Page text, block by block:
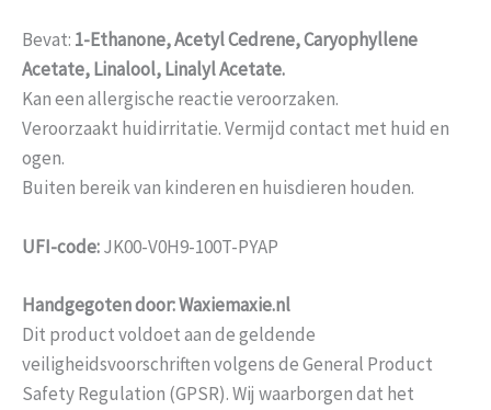
Bevat: 1-Ethanone, Acetyl Cedrene, Caryophyllene
Acetate, Linalool, Linalyl Acetate.
Kan een allergische reactie veroorzaken.
Veroorzaakt huidirritatie. Vermijd contact met huid en
ogen.
Buiten bereik van kinderen en huisdieren houden.
UFI-code:JK00-V0H9-100T-PYAP
Handgegoten door: Waxiemaxie.nl
Dit product voldoet aan de geldende
veiligheidsvoorschriften volgens de General Product
Safety Regulation (GPSR). Wij waarborgen dat het